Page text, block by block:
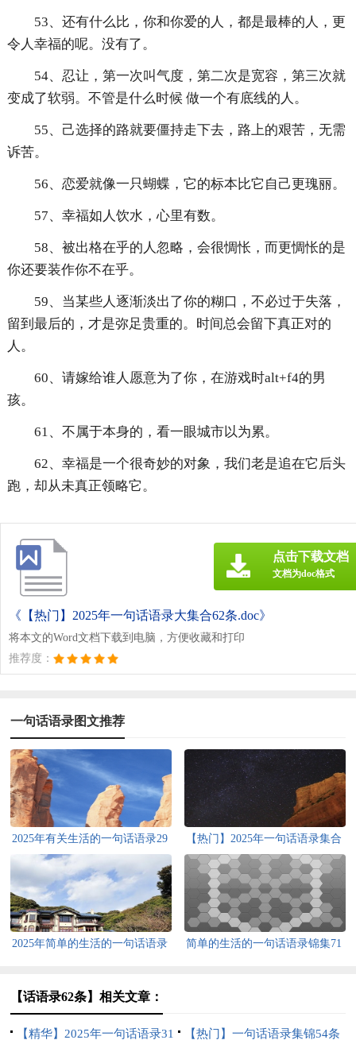
53、还有什么比，你和你爱的人，都是最棒的人，更
令人幸福的呢。没有了。
54、忍让，第一次叫气度，第二次是宽容，第三次就
变成了软弱。不管是什么时候 做一个有底线的人。
55、己选择的路就要僵持走下去，路上的艰苦，无需
诉苦。
56、恋爱就像一只蝴蝶，它的标本比它自己更瑰丽。
57、幸福如人饮水，心里有数。
58、被出格在乎的人忽略，会很惆怅，而更惆怅的是
你还要装作你不在乎。
59、当某些人逐渐淡出了你的糊口，不必过于失落，
留到最后的，才是弥足贵重的。时间总会留下真正对的
人。
60、请嫁给谁人愿意为了你，在游戏时alt+f4的男
孩。
61、不属于本身的，看一眼城市以为累。
62、幸福是一个很奇妙的对象，我们老是追在它后头
跑，却从未真正领略它。
《【热门】2025年一句话语录大集合62条.doc》
将本文的Word文档下载到电脑，方便收藏和打印
推荐度：
点击下载文档
文档为doc格式
一句话语录图文推荐
2025年有关生活的一句话语录29
句
【热门】2025年一句话语录集合
38句
2025年简单的生活的一句话语录
简单的生活的一句话语录锦集71
【话语录62条】相关文章：
【精华】2025年一句话语录31 【热门】一句话语录集锦54条